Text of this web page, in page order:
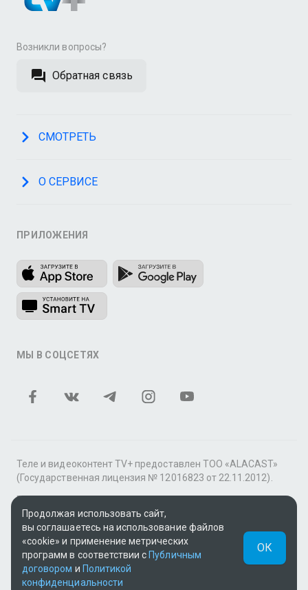
Возникли вопросы?
Обратная связь
СМОТРЕТЬ
О СЕРВИСЕ
ПРИЛОЖЕНИЯ
МЫ В СОЦСЕТЯХ
Теле и видеоконтент TV+ предоставлен ТОО «ALACAST»
(Государственная лицензия № 12016823 от 22.11.2012).
В рамках услуги «Видео по подписке» для «Пакета
фильмов и сериалов tv+» контент предоставляется
онлайн-кинотеатром MEGOGO.
Поддержка: tvplus@telecom.kz
v3.9.15 | SSR
UUID: 7487bf6e-63e8-4ccb-94c9-9f9b1a10a04a
Продолжая использовать сайт,
вы соглашаетесь на использование файлов
«cookie» и применение метрических
программ в соответствии с Публичным
договором и Политикой
конфиденциальности
ОК